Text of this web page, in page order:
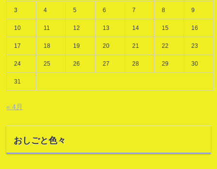
3 4 5 6 7 8 9
10 11 12 13 14 15 16
17 18 19 20 21 22 23
24 25 26 27 28 29 30
31
« 4月
おしごと色々